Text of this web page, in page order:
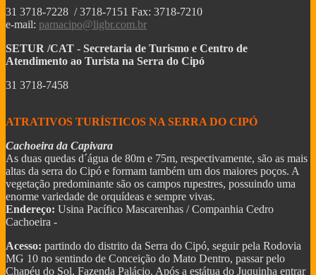
31 3718-7228 / 3718-7151 Fax: 3718-7210
e-mail: parnacipo@ligbr.com.br
SETUR /CAT - Secretaria de Turismo e Centro de
Atendimento ao Turista na Serra do Cipó
31 3718-7458
ATRATIVOS TURÍSTICOS NA SERRA DO CIPÓ
Cachoeira da Capivara
As duas quedas d´água de 80m e 75m, respectivamente, são as mais
altas da serra do Cipó e formam também um dos maiores poços. A
vegetação predominante são os campos rupestres, possuindo uma
enorme variedade de orquídeas e sempre vivas.
Endereço: Usina Pacífico Mascarenhas / Companhia Cedro
Cachoeira -
Acesso: partindo do distrito da Serra do Cipó, seguir pela Rodovia
MG 10 no sentindo de Conceição do Mato Dentro, passar pelo
Chapéu do Sol, Fazenda Palácio. Após a estátua do Juquinha entrar